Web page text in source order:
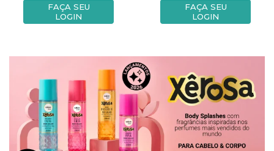
FAÇA SEU
LOGIN
FAÇA SEU
LOGIN